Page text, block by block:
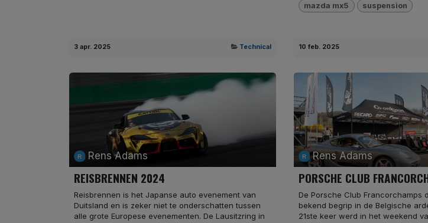
3 apr. 2025 Technical
mazda mx5 suspension
10 feb. 2025
Rens Adams
REISBRENNEN 2024
Reisbrennen is het Japanse auto evenement van
Duitsland en is zeker niet te onderschatten tussen
alle grote Europese evenementen. De Lausitzring in
Rens Adams
PORSCHE CLUB
De Porsche Club Francorchamps
bekend begrip in de Belgische
21ste keer werd in het weekend